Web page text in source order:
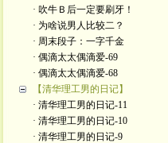
· 吹牛Ｂ后一定要刷牙！
· 为啥说男人比较二？
· 周末段子：一字千金
· 偶滴太太偶滴爱-69
· 偶滴太太偶滴爱-68
【清华理工男的日记】
· 清华理工男的日记-11
· 清华理工男的日记-10
· 清华理工男的日记-9